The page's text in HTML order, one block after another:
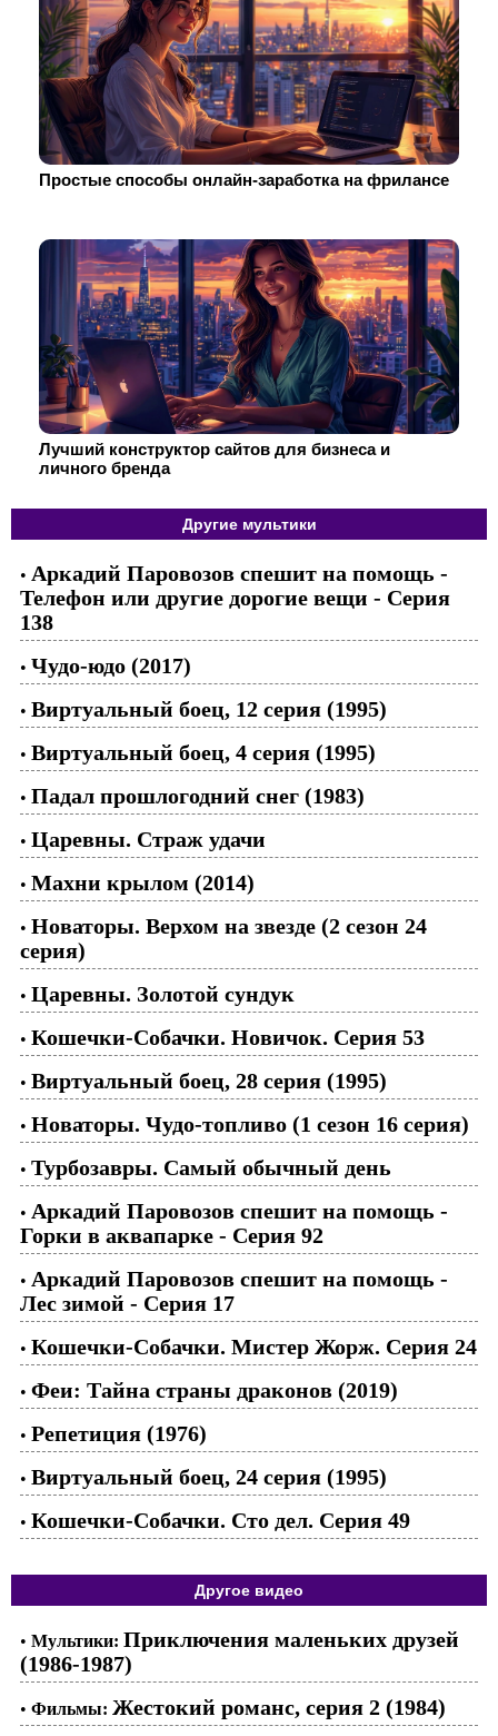
Простые способы онлайн-заработка на фрилансе
Лучший конструктор сайтов для бизнеса и
личного бренда
Другие мультики
• Аркадий Паровозов спешит на помощь -
Телефон или другие дорогие вещи - Серия
138
• Чудо-юдо (2017)
• Виртуальный боец, 12 серия (1995)
• Виртуальный боец, 4 серия (1995)
• Падал прошлогодний снег (1983)
• Царевны. Страж удачи
• Махни крылом (2014)
• Новаторы. Верхом на звезде (2 сезон 24
серия)
• Царевны. Золотой сундук
• Кошечки-Собачки. Новичок. Серия 53
• Виртуальный боец, 28 серия (1995)
• Новаторы. Чудо-топливо (1 сезон 16 серия)
• Турбозавры. Самый обычный день
• Аркадий Паровозов спешит на помощь -
Горки в аквапарке - Серия 92
• Аркадий Паровозов спешит на помощь -
Лес зимой - Серия 17
• Кошечки-Собачки. Мистер Жорж. Серия 24
• Феи: Тайна страны драконов (2019)
• Репетиция (1976)
• Виртуальный боец, 24 серия (1995)
• Кошечки-Собачки. Сто дел. Серия 49
Другое видео
• Мультики: Приключения маленьких друзей
(1986-1987)
• Фильмы: Жестокий романс, серия 2 (1984)